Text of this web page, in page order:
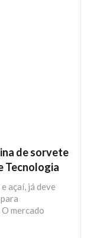
de sorvete
Tecnologia
açaí, já deve
mercado